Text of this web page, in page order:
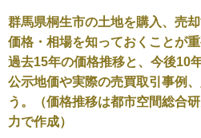
群馬県桐生市の土地を購入、売
価格・相場を知っておくことが
過去15年の価格推移と、今後10
公示地価や実際の売買取引事例
う。（価格推移は都市空間総合
力で作成）